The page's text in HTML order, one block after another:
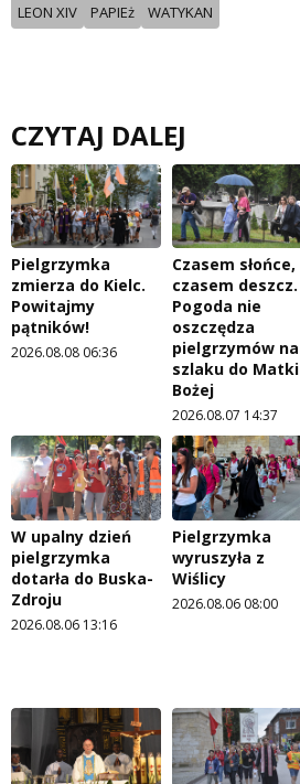
LEON XIV PAPIEż WATYKAN
CZYTAJ DALEJ
Pielgrzymka
zmierza do Kielc.
Powitajmy
pątników!
2026.08.08 06:36
Czasem słońce,
czasem deszcz.
Pogoda nie
oszczędza
pielgrzymów na
szlaku do Matki
Bożej
2026.08.07 14:37
W upalny dzień
pielgrzymka
dotarła do Buska-
Zdroju
2026.08.06 13:16
Pielgrzymka
wyruszyła z
Wiślicy
2026.08.06 08:00